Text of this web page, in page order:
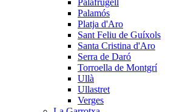
Palafrugell
Palamós
Platja d'Aro
Sant Feliu de Guíxols
Santa Cristina d'Aro
Serra de Daró
Torroella de Montgrí
Ullà
Ullastret
Verges